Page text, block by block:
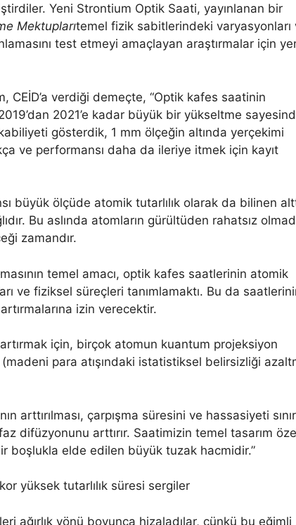
Yeni Strontium Optik Saati, yayınlanan bir
Mektuplarıtemel fizik sabitlerindeki varyasyonları
test etmeyi amaçlayan araştırmalar için
CEİD’a verdiği demeçte, “Optik kafes saatinin
2021’e kadar büyük bir yükseltme
gösterdik, 1 mm ölçeğin altında yerçekimi
ve performansı daha da ileriye itmek için kayıt
büyük ölçüde atomik tutarlılık olarak da bilinen
Bu aslında atomların gürültüden rahatsız
zamandır.
temel amacı, optik kafes saatlerinin atomik
ve fiziksel süreçleri tanımlamaktı. Bu da
izin verecektir.
için, birçok atomun kuantum projeksiyon
para atışındaki istatistiksel belirsizliği
arttırılması, çarpışma süresini ve hassasiyeti
difüzyonunu arttırır. Saatimizin temel tasarım
boşlukla elde edilen büyük tuzak hacmidir.”
ağırlık yönü boyunca hizaladılar, çünkü bu eğimli